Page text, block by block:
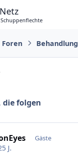
Foren Behandlung
die folgen
Gäste
J.